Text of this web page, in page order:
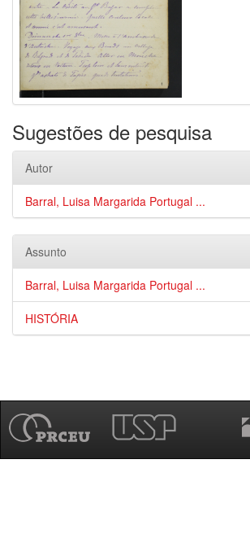
Sugestões de pesquisa
Autor
Barral, Luisa Margarida Portugal ...
Assunto
Barral, Luisa Margarida Portugal ...
HISTÓRIA